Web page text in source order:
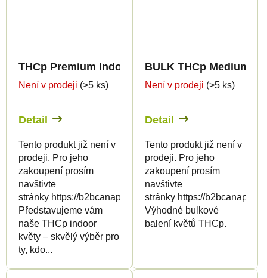
THCp Premium Indoor Edition 8%
Není v prodeji (>5 ks)
Detail
Tento produkt již není v
prodeji. Pro jeho
zakoupení prosím
navštivte
stránky https://b2bcanapuff.com/
Představujeme vám
naše THCp indoor
květy – skvělý výběr pro
ty, kdo...
BULK THCp Medium
Není v prodeji (>5 ks)
Detail
Tento produkt již není v
prodeji. Pro jeho
zakoupení prosím
navštivte
stránky https://
Výhodné bulkové
balení květů THCp.